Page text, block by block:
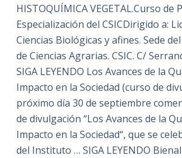
HISTOQUÍMICA VEGETAL.Curso de
Especialización del CSICDirigido a:
Ciencias Biológicas y afines. Sede
de Ciencias Agrarias. CSIC. C/
SIGA LEYENDO Los Avances de la
Impacto en la Sociedad (curso de
próximo día 30 de septiembre
de divulgación “Los Avances de la
Impacto en la Sociedad“, que se
del Instituto … SIGA LEYENDO